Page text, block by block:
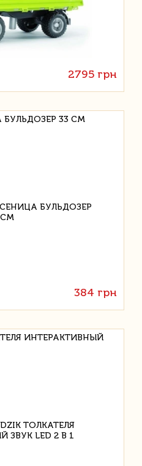
2795 грн
БУЛЬДОЗЕР 33 СМ
384 грн
ИНТЕРАКТИВНЫЙ